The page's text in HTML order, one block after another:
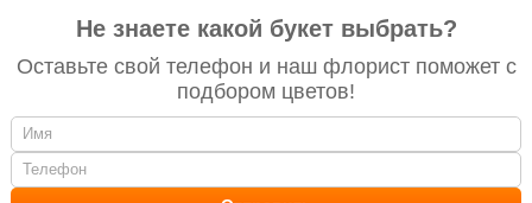
Не знаете какой букет выбрать?
Оставьте свой телефон и наш флорист поможет с
подбором цветов!